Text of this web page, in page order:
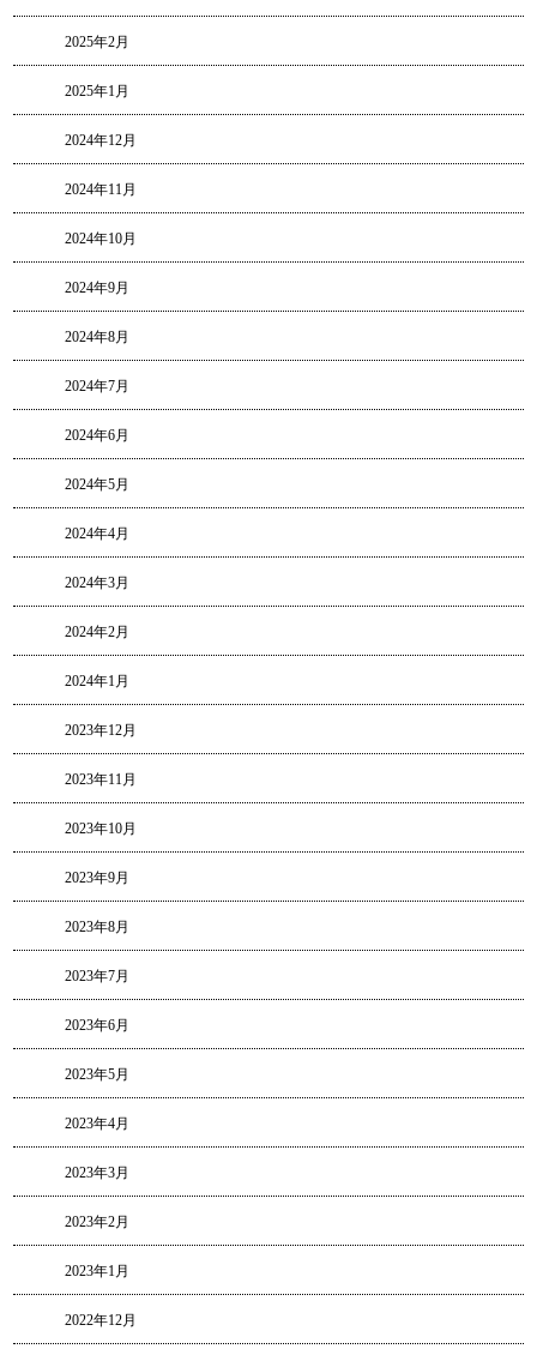
2025年2月
2025年1月
2024年12月
2024年11月
2024年10月
2024年9月
2024年8月
2024年7月
2024年6月
2024年5月
2024年4月
2024年3月
2024年2月
2024年1月
2023年12月
2023年11月
2023年10月
2023年9月
2023年8月
2023年7月
2023年6月
2023年5月
2023年4月
2023年3月
2023年2月
2023年1月
2022年12月